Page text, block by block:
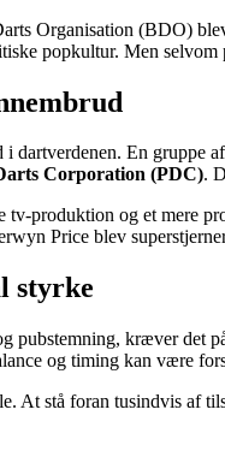
Organisation (BDO)
popkultur. Men
i dartverdenen. En gruppe
Corporation (PDC).
tv-produktion og et mere
Price blev
styrke
pubstemning, kræver det
og timing kan være
At stå foran tusindvis af